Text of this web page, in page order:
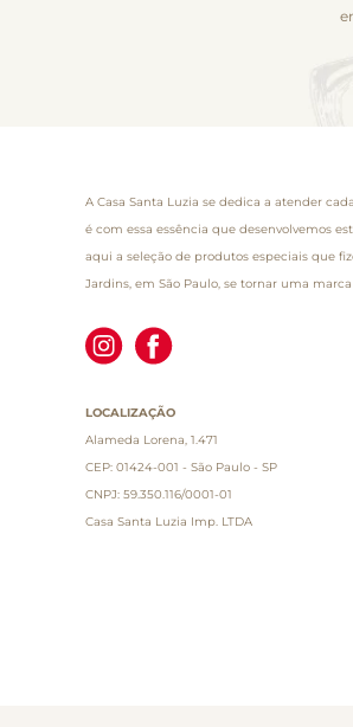
A Casa Santa Luzia se dedica a atender
é com essa essência que desenvolvemos
aqui a seleção de produtos especiais que
Jardins, em São Paulo, se tornar uma
LOCALIZAÇÃO
Alameda Lorena, 1.471
CEP: 01424-001 - São Paulo - SP
CNPJ: 59.350.116/0001-01
Casa Santa Luzia Imp. LTDA